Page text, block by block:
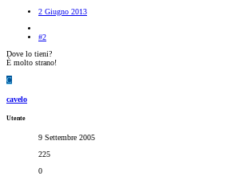
2 Giugno 2013
#2
Dove lo tieni?
È molto strano!
C
cavelo
Utente
9 Settembre 2005
225
0